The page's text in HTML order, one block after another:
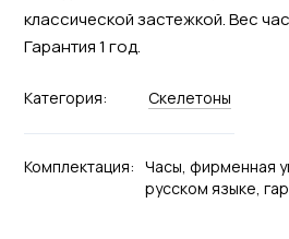
классической застежкой. Вес
Гарантия 1 год.
Категория: Скелетоны
Комплектация: Часы, фирменная
русском языке,